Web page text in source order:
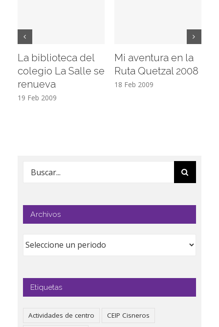
La biblioteca del
colegio La Salle se
renueva
19 Feb 2009
Mi aventura en la
Ruta Quetzal 2008
18 Feb 2009
Buscar:
Archivos
Etiquetas
Actividades de centro
CEIP Cisneros